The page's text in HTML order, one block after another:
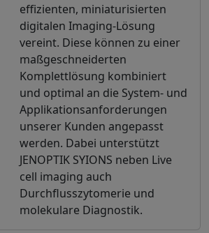
effizienten, miniaturisierten
digitalen Imaging-Lösung
vereint. Diese können zu einer
maßgeschneiderten
Komplettlösung kombiniert
und optimal an die System- und
Applikationsanforderungen
unserer Kunden angepasst
werden. Dabei unterstützt
JENOPTIK SYIONS neben Live
cell imaging auch
Durchflusszytomerie und
molekulare Diagnostik.